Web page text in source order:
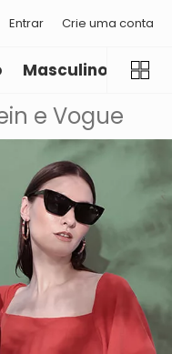
Entrar Crie uma conta
Masculino
e Vogue